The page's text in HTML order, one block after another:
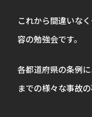
これから間違いな
容の勉強会です。
各都道府県の条例
までの様々な事故の